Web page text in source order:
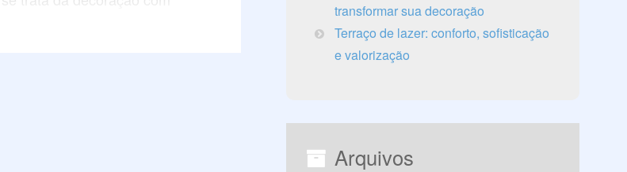
transformar sua decoração
Terraço de lazer: conforto, sofisticação
e valorização
Arquivos